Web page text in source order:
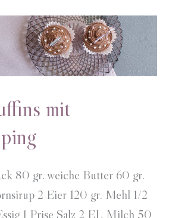
mit
80 gr. weiche Butter 60 gr.
2 Eier 120 gr. Mehl 1/2
1 Prise Salz 2 EL Milch 50